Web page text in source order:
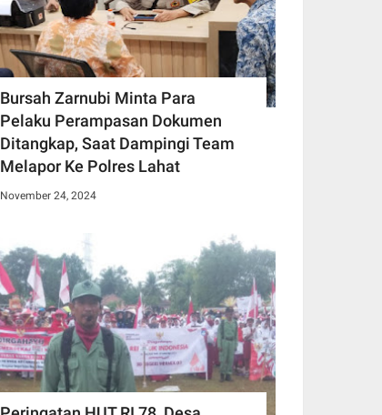
Bursah Zarnubi Minta Para
Pelaku Perampasan Dokumen
Ditangkap, Saat Dampingi Team
Melapor Ke Polres Lahat
November 24, 2024